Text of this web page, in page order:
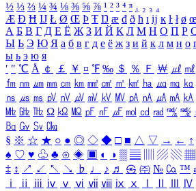
½ ⅓ ⅔ ¼ ¾ ⅛ ⅜ ⅝ ⅞ ¹ ² ³ ⁴ ⁿ ₁ ₂ ₃ ₄
Æ Ð Ħ Ĳ Ł Ø Œ Þ Ŧ Ŋ æ đ ð ħ ı ĳ ĸ ŀ ł ø œ
А Б В Г Д Е Ё Ж З И Й К Л М Н О П Р
Ы Ь Э Ю Я а б в г д е ё ж з и й к л м н о
ы ь э ю я
′ ″ ℃ Å ￠ ￡ ￥ ¤ ℉ ‰ ＄ ％ Ｆ ￦ ㎕ ㎖
㎙ ㎚ ㎛ ㎜ ㎝ ㎞ ㎟ ㎠ ㎡ ㎢ ㏊ ㎍ ㎎ ㎏
㎱ ㎲ ㎳ ㎴ ㎵ ㎶ ㎷ ㎸ ㎹ ㎀ ㎁ ㎂ ㎃ ㎄
㎒ ㎓ ㎔ Ω ㏀ ㏁ ㎊ ㎋ ㎌ ㏖ ㏅ ㎭ ㎮ ㎯
㏃ ㏉ ㏜ ㏆
§ ※ ☆ ★ ○ ● ◎ ◇ ◆ □ ■ △ ▽ → ← ↑
♠ ♡ ♥ ♧ ♣ ⊙ ◈ ▣ ◐ ◑ ▒ ▤ ▨ ▧ ▦
‡ ↕ ↗ ↙ ↖ ↘ ♭ ♩ ♪ ♬ ㉿ ㈜ № ㏇ ™
ⅰ
ⅱ ⅲ ⅳ ⅴ ⅵ ⅶ ⅷ ⅸ ⅹ Ⅳ